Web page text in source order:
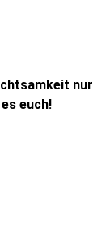
nur
euch!